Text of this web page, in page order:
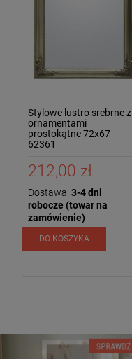
Stylowe lustro srebrne z
ornamentami
prostokątne 72x67
62361
212,00 zł
Dostawa: 3-4 dni
robocze (towar na
zamówienie)
DO KOSZYKA